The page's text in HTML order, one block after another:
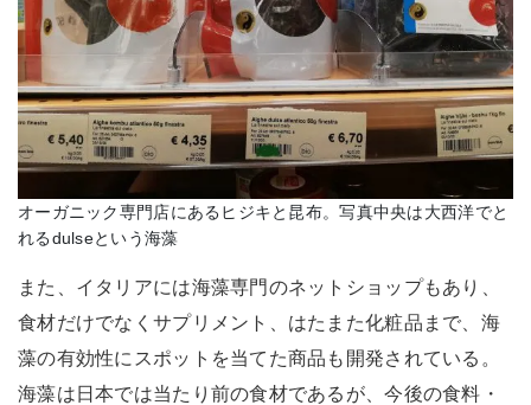
オーガニック専門店にあるヒジキと昆布。写真中央は大西洋でと
れるdulseという海藻
また、イタリアには海藻専門のネットショップもあり、
食材だけでなくサプリメント、はたまた化粧品まで、海
藻の有効性にスポットを当てた商品も開発されている。
海藻は日本では当たり前の食材であるが、今後の食料・